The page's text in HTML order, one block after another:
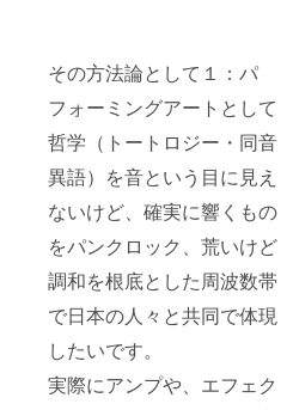
その方法論として１：パ
フォーミングアートとして
哲学（トートロジー・同音
異語）を音という目に見え
ないけど、確実に響くもの
をパンクロック、荒いけど
調和を根底とした周波数帯
で日本の人々と共同で体現
したいです。
実際にアンプや、エフェク